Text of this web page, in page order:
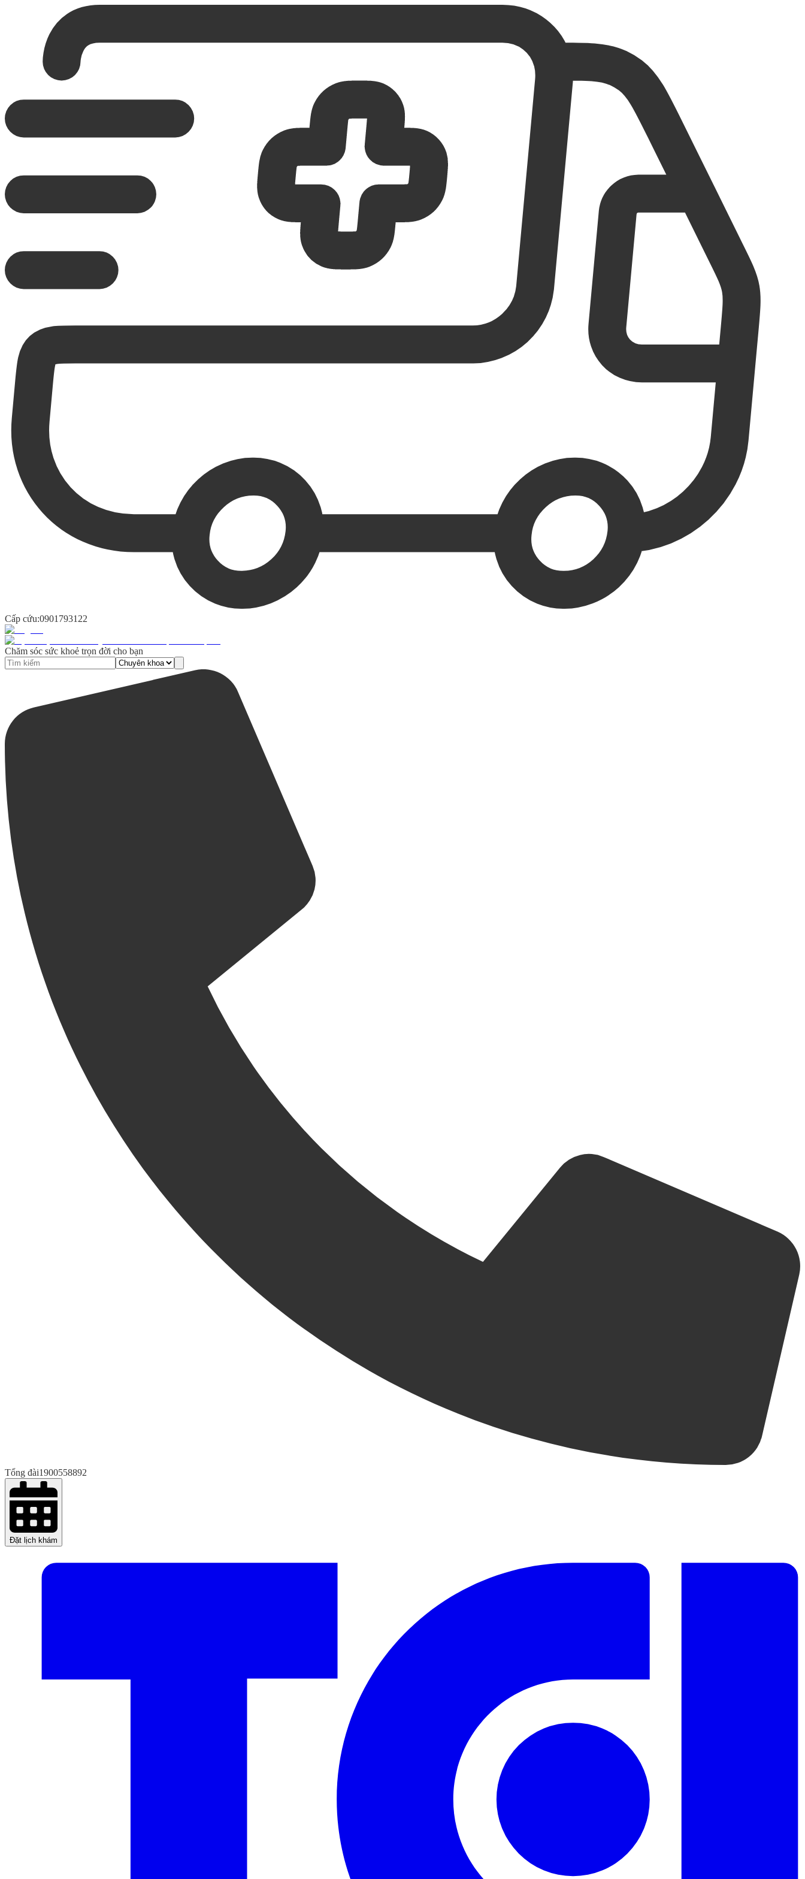
Cấp cứu:0901793122
Chăm sóc sức khoẻ trọn đời cho bạn
Tổng đài1900558892
Đặt lịch khám